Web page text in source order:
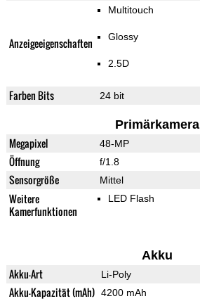
Anzeigeeigenschaften
Multitouch
Glossy
2.5D
Farben Bits 24 bit
Primärkamera
Megapixel 48-MP
Öffnung f/1.8
Sensorgröße Mittel
Weitere
Kamerfunktionen
LED Flash
Akku
Akku-Art Li-Poly
Akku-Kapazität (mAh) 4200 mAh